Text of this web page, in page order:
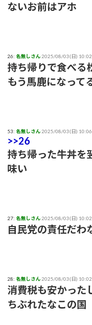
ないお前はアホ
26: 名無しさん2025/08/03(日)
持ち帰りで食べる
もう馬鹿になって
53: 名無しさん2025/08/03(日)
>>26
持ち帰った牛丼を
味い
27: 名無しさん2025/08/03(日)
自民党の責任だわ
28: 名無しさん2025/08/03(日)
消費税も安かった
ちぶれたなこの国